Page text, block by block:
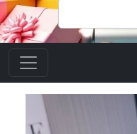
Suchen
nach: